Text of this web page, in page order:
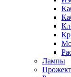
Лампы